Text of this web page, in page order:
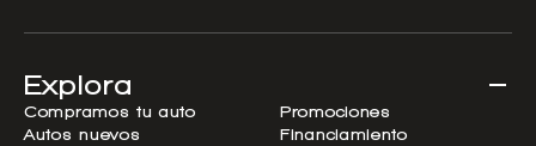
Explora
Compramos tu auto
Autos nuevos
Promociones
Financiamiento